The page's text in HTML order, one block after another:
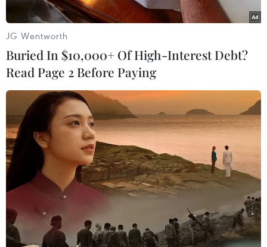
#phạm pháp
#pháp luật #pháp đình
#xã hội
#an ninh xã hội
#chính trị #VietnamPlus
#Vietnam
Theo dõi VietnamPlus
TIN LIÊN QUAN
JG Wentworth
Buried In $10,000+ Of High-Interest Debt?
Read Page 2 Before Paying